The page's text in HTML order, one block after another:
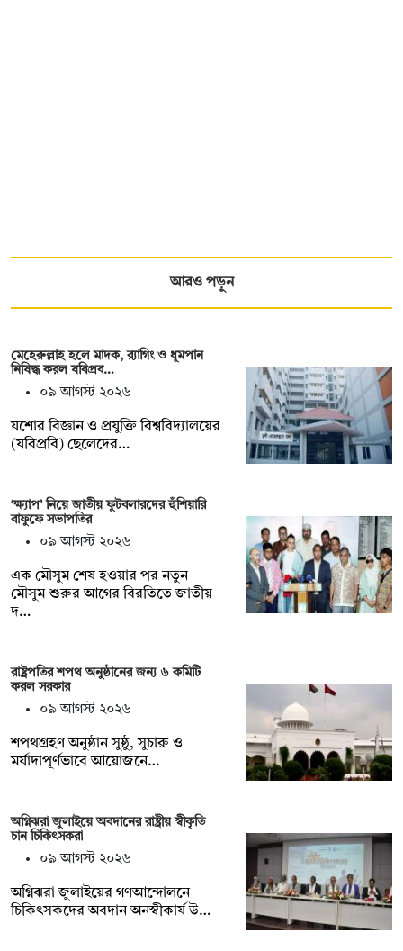
আরও পড়ুন
মেহেরুল্লাহ হলে মাদক, র‍্যাগিং ও ধূমপান
নিষিদ্ধ করল যবিপ্রব…
০৯ আগস্ট ২০২৬
যশোর বিজ্ঞান ও প্রযুক্তি বিশ্ববিদ্যালয়ের
(যবিপ্রবি) ছেলেদের…
‘ক্ষ্যাপ’ নিয়ে জাতীয় ফুটবলারদের হুঁশিয়ারি
বাফুফে সভাপতির
০৯ আগস্ট ২০২৬
এক মৌসুম শেষ হওয়ার পর নতুন
মৌসুম শুরুর আগের বিরতিতে জাতীয়
দ…
রাষ্ট্রপতির শপথ অনুষ্ঠানের জন্য ৬ কমিটি
করল সরকার
০৯ আগস্ট ২০২৬
শপথগ্রহণ অনুষ্ঠান সুষ্ঠু, সুচারু ও
মর্যাদাপূর্ণভাবে আয়োজনে…
অগ্নিঝরা জুলাইয়ে অবদানের রাষ্ট্রীয় স্বীকৃতি
চান চিকিৎসকরা
০৯ আগস্ট ২০২৬
অগ্নিঝরা জুলাইয়ের গণআন্দোলনে
চিকিৎসকদের অবদান অনস্বীকার্য উ…